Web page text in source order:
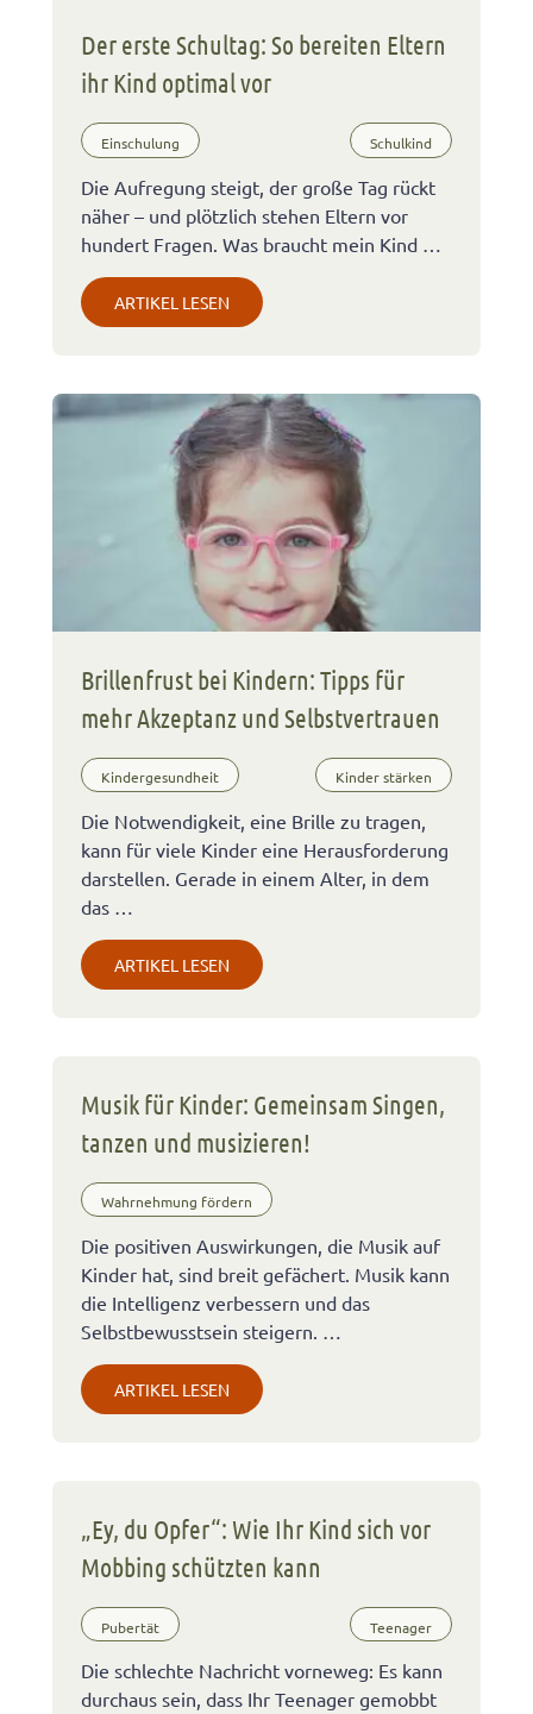
Der erste Schultag: So bereiten Eltern
ihr Kind optimal vor
Einschulung Schulkind
Die Aufregung steigt, der große Tag rückt
näher – und plötzlich stehen Eltern vor
hundert Fragen. Was braucht mein Kind …
ARTIKEL LESEN
Brillenfrust bei Kindern: Tipps für
mehr Akzeptanz und Selbstvertrauen
Kindergesundheit Kinder stärken
Die Notwendigkeit, eine Brille zu tragen,
kann für viele Kinder eine Herausforderung
darstellen. Gerade in einem Alter, in dem
das …
ARTIKEL LESEN
Musik für Kinder: Gemeinsam Singen,
tanzen und musizieren!
Wahrnehmung fördern
Die positiven Auswirkungen, die Musik auf
Kinder hat, sind breit gefächert. Musik kann
die Intelligenz verbessern und das
Selbstbewusstsein steigern. …
ARTIKEL LESEN
„Ey, du Opfer“: Wie Ihr Kind sich vor
Mobbing schützten kann
Pubertät Teenager
Die schlechte Nachricht vorneweg: Es kann
durchaus sein, dass Ihr Teenager gemobbt